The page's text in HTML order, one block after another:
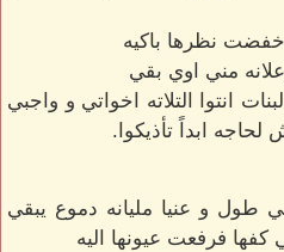
نظرها باكيه
مني اوي بقي
انتوا التلاته اخواتي و واجبي
ابداً تأذيكوا.
طول و عنيا مليانه دموع يبقي
فرفعت عيونها اليه